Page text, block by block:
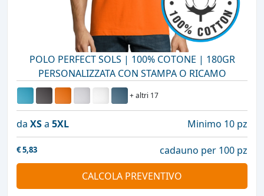
POLO PERFECT SOLS | 100% COTONE | 180GR
PERSONALIZZATA CON STAMPA O RICAMO
+ altri 17
da XSa 5XL Minimo 10 pz
€5,83
cadauno per 100 pz
CALCOLA PREVENTIVO